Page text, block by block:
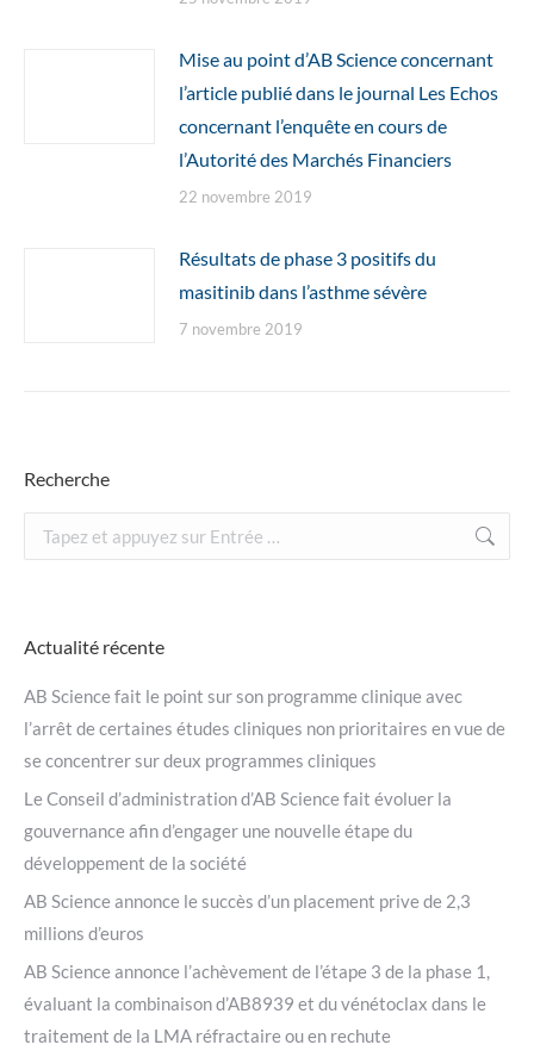
Mise au point d’AB Science concernant
l’article publié dans le journal Les Echos
concernant l’enquête en cours de
l’Autorité des Marchés Financiers
22 novembre 2019
Résultats de phase 3 positifs du
masitinib dans l’asthme sévère
7 novembre 2019
Recherche
Recherche
:
Actualité récente
AB Science fait le point sur son programme clinique avec
l’arrêt de certaines études cliniques non prioritaires en vue de
se concentrer sur deux programmes cliniques
Le Conseil d’administration d’AB Science fait évoluer la
gouvernance afin d’engager une nouvelle étape du
développement de la société
AB Science annonce le succès d’un placement prive de 2,3
millions d’euros
AB Science annonce l’achèvement de l’étape 3 de la phase 1,
évaluant la combinaison d’AB8939 et du vénétoclax dans le
traitement de la LMA réfractaire ou en rechute